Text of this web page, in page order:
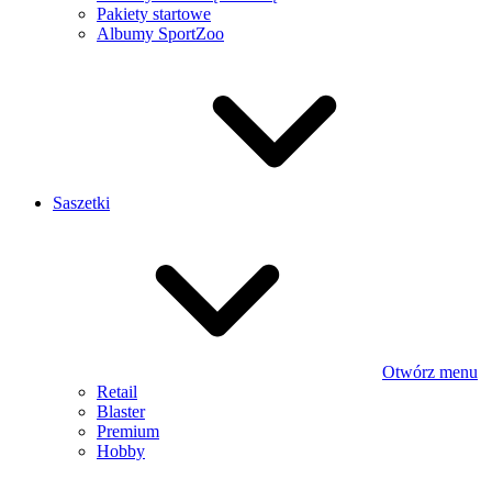
Pakiety startowe
Albumy SportZoo
Saszetki
Otwórz menu
Retail
Blaster
Premium
Hobby